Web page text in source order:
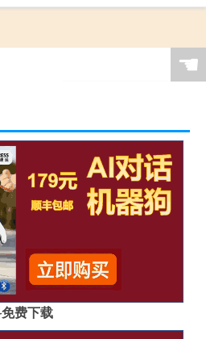
☚
费下载